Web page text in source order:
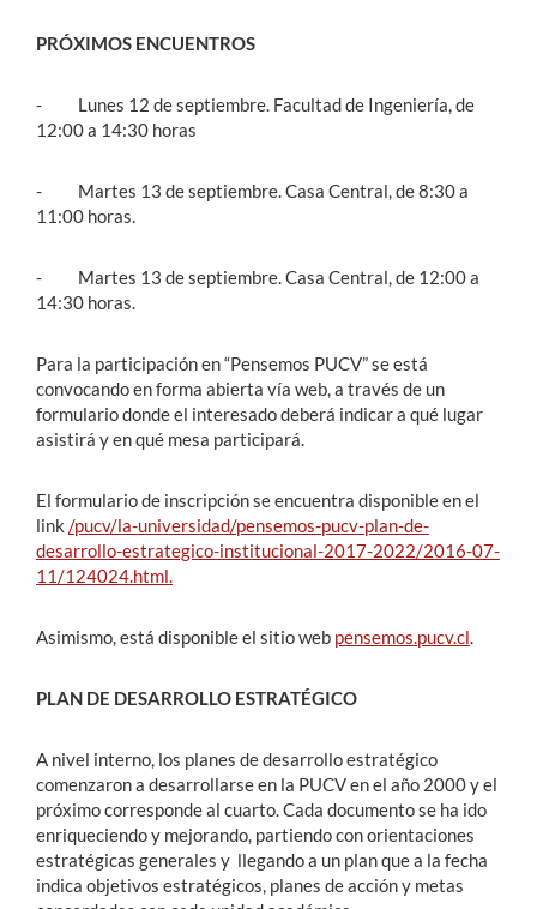
PRÓXIMOS ENCUENTROS
- Lunes 12 de septiembre. Facultad de Ingeniería, de
12:00 a 14:30 horas
- Martes 13 de septiembre. Casa Central, de 8:30 a
11:00 horas.
- Martes 13 de septiembre. Casa Central, de 12:00 a
14:30 horas.
Para la participación en “Pensemos PUCV” se está
convocando en forma abierta vía web, a través de un
formulario donde el interesado deberá indicar a qué lugar
asistirá y en qué mesa participará.
El formulario de inscripción se encuentra disponible en el
link /pucv/la-universidad/pensemos-pucv-plan-de-
desarrollo-estrategico-institucional-2017-2022/2016-07-
11/124024.html.
Asimismo, está disponible el sitio web pensemos.pucv.cl.
PLAN DE DESARROLLO ESTRATÉGICO
A nivel interno, los planes de desarrollo estratégico
comenzaron a desarrollarse en la PUCV en el año 2000 y el
próximo corresponde al cuarto. Cada documento se ha ido
enriqueciendo y mejorando, partiendo con orientaciones
estratégicas generales y llegando a un plan que a la fecha
indica objetivos estratégicos, planes de acción y metas